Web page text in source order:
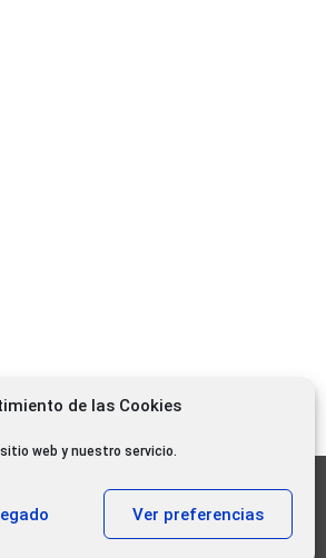
de las Cookies
web y nuestro servicio.
Ver preferencias